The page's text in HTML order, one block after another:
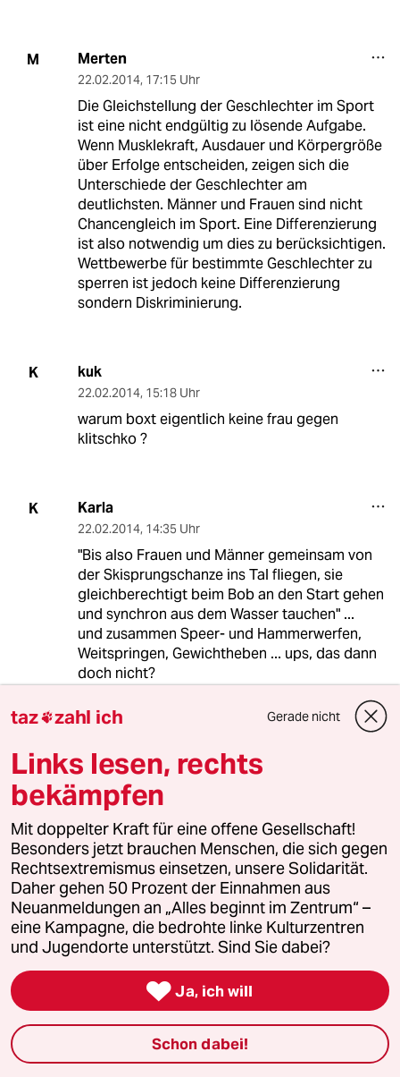
M Merten
22.02.2014, 17:15 Uhr
Die Gleichstellung der Geschlechter im Sport
ist eine nicht endgültig zu lösende Aufgabe.
Wenn Musklekraft, Ausdauer und Körpergröße
über Erfolge entscheiden, zeigen sich die
Unterschiede der Geschlechter am
deutlichsten. Männer und Frauen sind nicht
Chancengleich im Sport. Eine Differenzierung
ist also notwendig um dies zu berücksichtigen.
Wettbewerbe für bestimmte Geschlechter zu
sperren ist jedoch keine Differenzierung
sondern Diskriminierung.
K kuk
22.02.2014, 15:18 Uhr
warum boxt eigentlich keine frau gegen
klitschko ?
K Karla
22.02.2014, 14:35 Uhr
"Bis also Frauen und Männer gemeinsam von
der Skisprungschanze ins Tal fliegen, sie
gleichberechtigt beim Bob an den Start gehen
und synchron aus dem Wasser tauchen" ...
und zusammen Speer- und Hammerwerfen,
Weitspringen, Gewichtheben ... ups, das dann
doch nicht?
meistkommentiert
1 Krise der Demokratie
AfD-Wählen als Triebabfuhr
2 Nein zum Zivildienst
Hinterlistiger Schritt der
Bundesregierung
3 Bundeszentrale für politische Bildung
Zurück zu den antikommunistischen
taz zahl ich Gerade nicht
Links lesen, rechts
bekämpfen
Mit doppelter Kraft für eine offene Gesellschaft!
Besonders jetzt brauchen Menschen, die sich gegen
Rechtsextremismus einsetzen, unsere Solidarität.
Daher gehen 50 Prozent der Einnahmen aus
Neuanmeldungen an „Alles beginnt im Zentrum“ –
eine Kampagne, die bedrohte linke Kulturzentren
und Jugendorte unterstützt. Sind Sie dabei?
 Ja, ich will
Schon dabei!